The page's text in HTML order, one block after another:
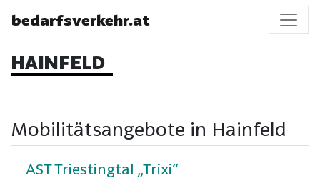
bedarfsverkehr.at
HAINFELD
Mobilitätsangebote in Hainfeld
AST Triestingtal „Trixi“